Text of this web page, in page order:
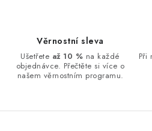
i
Věrnostní sleva
Ušetřete až 10 % na každé
objednávce. Přečtěte si více o
našem věrnostním programu.
Při